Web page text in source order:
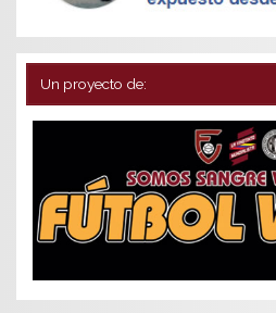
Un proyecto de: